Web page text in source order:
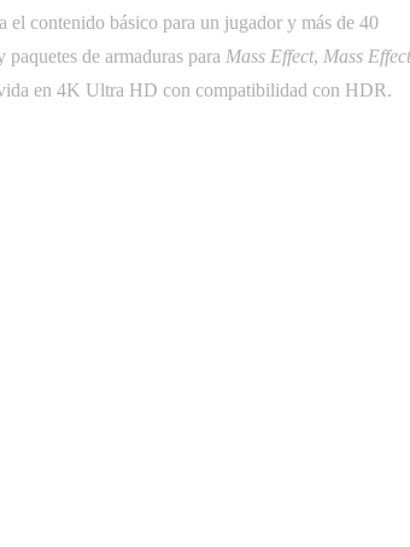
el contenido básico para un jugador y más de 40
de armaduras para Mass Effect, Mass Effect
en 4K Ultra HD con compatibilidad con HDR.